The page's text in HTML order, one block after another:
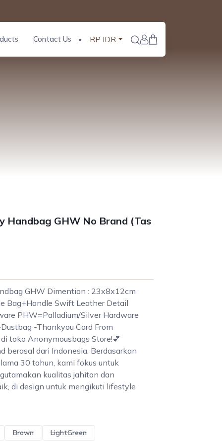
Contact Us RP IDR
Handbag GHW No Brand (Tas
GHW Dimention : 23x8x12cm
Bag+Handle Swift Leather Detail
PHW=Palladium/Silver Hardware
-Thankyou Card From
toko Anonymousbags Store!💕
berasal dari Indonesia. Berdasarkan
30 tahun, kami fokus untuk
kualitas jahitan dan
di design untuk mengikuti lifestyle
Brown LightGreen